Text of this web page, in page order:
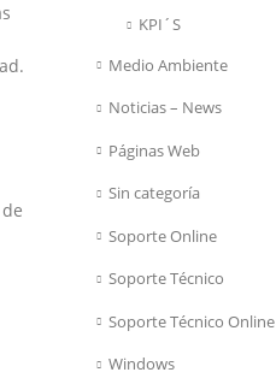
KPI´S
Medio Ambiente
Noticias – News
Páginas Web
Sin categoría
Soporte Online
Soporte Técnico
Soporte Técnico Online
Windows